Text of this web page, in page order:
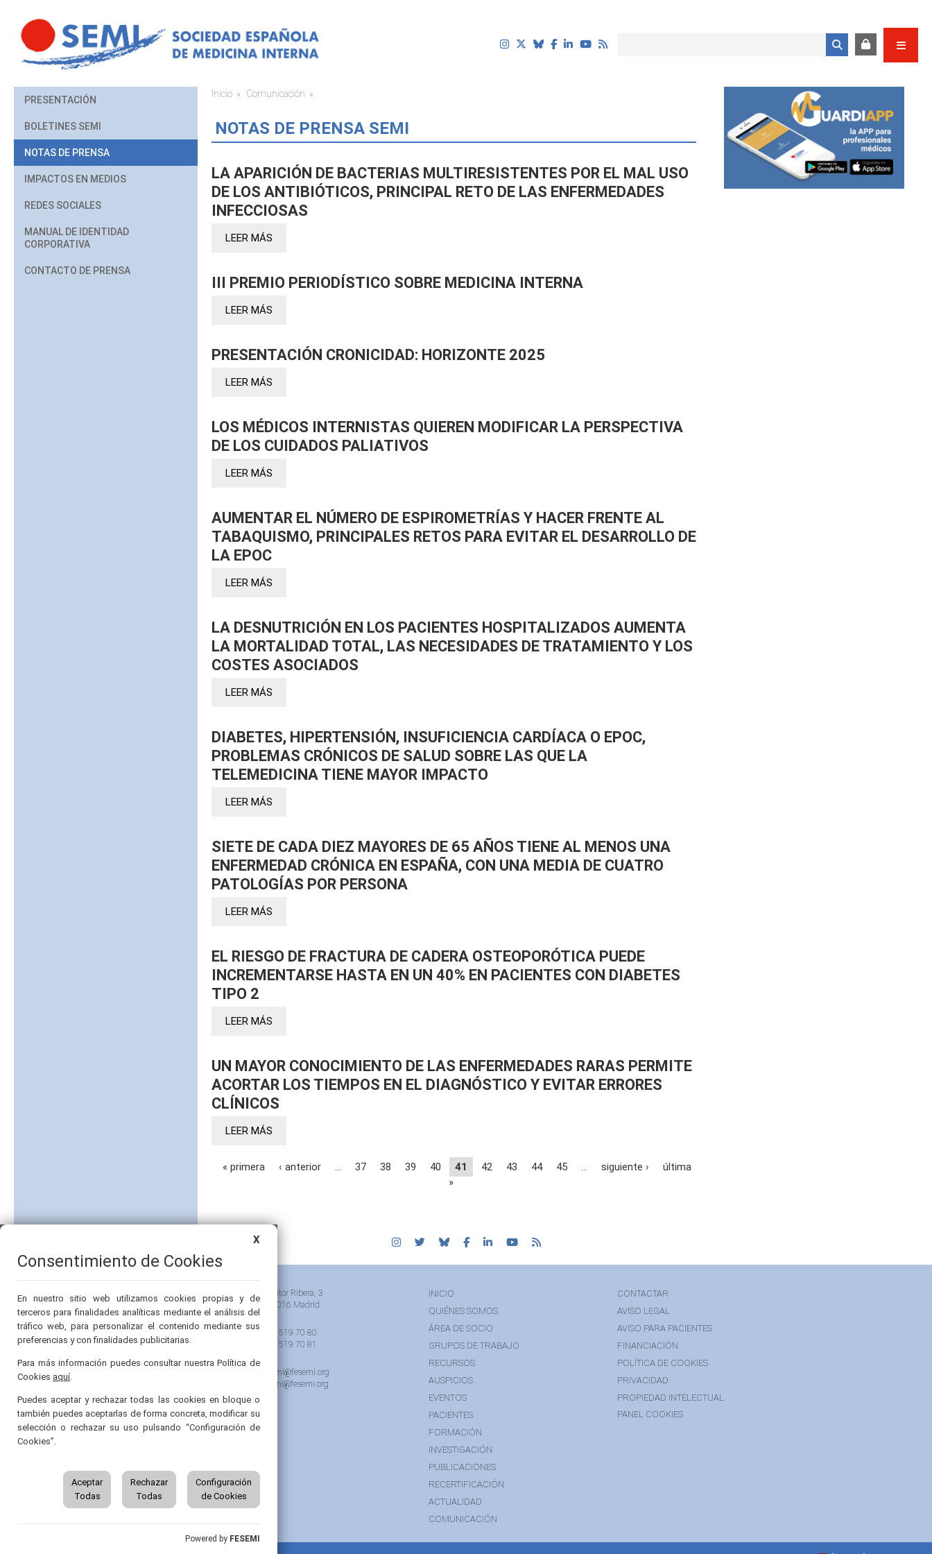
PRESENTACIÓN
BOLETINES SEMI
NOTAS DE PRENSA
IMPACTOS EN MEDIOS
REDES SOCIALES
MANUAL DE IDENTIDAD
CORPORATIVA
CONTACTO DE PRENSA
Usted está aquí
Inicio Comunicación
NOTAS DE PRENSA SEMI
LA APARICIÓN DE BACTERIAS MULTIRESISTENTES POR EL MAL USO
DE LOS ANTIBIÓTICOS, PRINCIPAL RETO DE LAS ENFERMEDADES
INFECCIOSAS
LEER MÁS
III PREMIO PERIODÍSTICO SOBRE MEDICINA INTERNA
LEER MÁS
PRESENTACIÓN CRONICIDAD: HORIZONTE 2025
LEER MÁS
LOS MÉDICOS INTERNISTAS QUIEREN MODIFICAR LA PERSPECTIVA
DE LOS CUIDADOS PALIATIVOS
LEER MÁS
AUMENTAR EL NÚMERO DE ESPIROMETRÍAS Y HACER FRENTE AL
TABAQUISMO, PRINCIPALES RETOS PARA EVITAR EL DESARROLLO DE
LA EPOC
LEER MÁS
LA DESNUTRICIÓN EN LOS PACIENTES HOSPITALIZADOS AUMENTA
LA MORTALIDAD TOTAL, LAS NECESIDADES DE TRATAMIENTO Y LOS
COSTES ASOCIADOS
LEER MÁS
DIABETES, HIPERTENSIÓN, INSUFICIENCIA CARDÍACA O EPOC,
PROBLEMAS CRÓNICOS DE SALUD SOBRE LAS QUE LA
TELEMEDICINA TIENE MAYOR IMPACTO
LEER MÁS
SIETE DE CADA DIEZ MAYORES DE 65 AÑOS TIENE AL MENOS UNA
ENFERMEDAD CRÓNICA EN ESPAÑA, CON UNA MEDIA DE CUATRO
PATOLOGÍAS POR PERSONA
LEER MÁS
EL RIESGO DE FRACTURA DE CADERA OSTEOPORÓTICA PUEDE
INCREMENTARSE HASTA EN UN 40% EN PACIENTES CON DIABETES
TIPO 2
LEER MÁS
UN MAYOR CONOCIMIENTO DE LAS ENFERMEDADES RARAS PERMITE
ACORTAR LOS TIEMPOS EN EL DIAGNÓSTICO Y EVITAR ERRORES
CLÍNICOS
LEER MÁS
Páginas
« primera ‹ anterior … 37 38 39 40 41 42 43 44 45 … siguiente ›
última
»
Pintor Ribera, 3
28016 Madrid
91 519 70 80
91 519 70 81
semi@fesemi.org
femi@fesemi.org
INICIO
QUIÉNES SOMOS
ÁREA DE SOCIO
GRUPOS DE TRABAJO
RECURSOS
AUSPICIOS
EVENTOS
PACIENTES
FORMACIÓN
INVESTIGACIÓN
PUBLICACIONES
RECERTIFICACIÓN
ACTUALIDAD
COMUNICACIÓN
CONTACTAR
AVISO LEGAL
AVISO PARA PACIENTES
FINANCIACIÓN
POLÍTICA DE COOKIES
PRIVACIDAD
PROPIEDAD INTELECTUAL
PANEL COOKIES
X
Consentimiento de Cookies
En nuestro sitio web utilizamos cookies propias y de
terceros para finalidades analíticas mediante el análisis del
tráfico web, para personalizar el contenido mediante sus
preferencias y con finalidades publicitarias.
Para más información puedes consultar nuestra Política de
Cookies aquí.
Puedes aceptar y rechazar todas las cookies en bloque o
también puedes aceptarlas de forma concreta, modificar su
selección o rechazar su uso pulsando “Configuración de
Cookies”.
Aceptar
Todas
Rechazar
Todas
Configuración
de Cookies
Powered by FESEMI